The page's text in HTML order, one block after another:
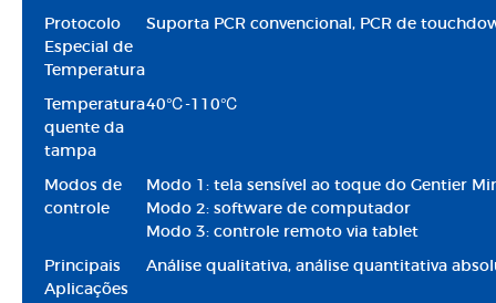
Protocolo
Especial de
Temperatura
Suporta PCR convencional, PCR de
Temperatura
quente da
tampa
40℃-110℃
Modos de
controle
Modo 1: tela sensível ao toque do Gentier
Modo 2: software de computador
Modo 3: controle remoto via tablet
Principais
Aplicações
Análise qualitativa, análise quantitativa